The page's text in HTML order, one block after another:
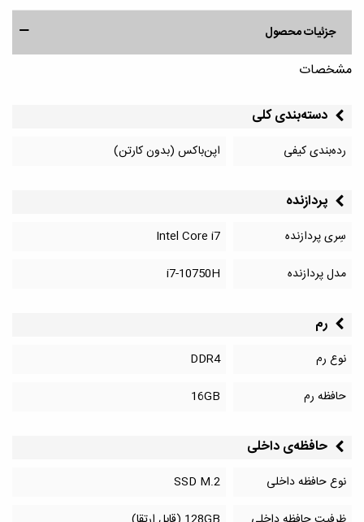
جزئیات محصول
مشخصات
دسته‌بندی کلی
رده‌بندی کیفی اپن‌باکس (بدون کارتن)
پردازنده
سِری پردازنده
Intel Core i7
مدل پردازنده
i7-10750H
رم
نوع رم
DDR4
حافظه رم
16GB
حافظه‌‌ی داخلی
نوع حافظه داخلی
SSD M.2